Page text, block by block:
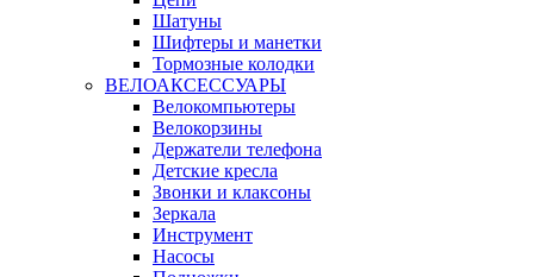
Шатуны
Шифтеры и манетки
Тормозные колодки
ВЕЛОАКСЕССУАРЫ
Велокомпьютеры
Велокорзины
Держатели телефона
Детские кресла
Звонки и клаксоны
Зеркала
Инструмент
Насосы